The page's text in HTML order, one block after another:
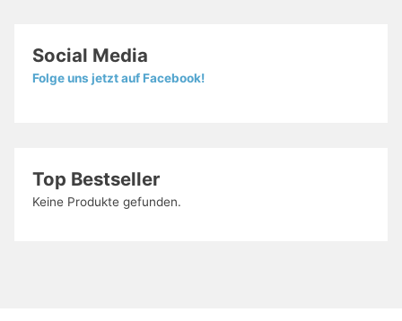
Social Media
Folge uns jetzt auf Facebook!
Top Bestseller
Keine Produkte gefunden.